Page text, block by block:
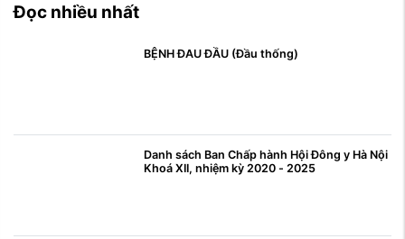
Đọc nhiều nhất
BỆNH ĐAU ĐẦU (Đầu thống)
Danh sách Ban Chấp hành Hội Đông y Hà Nội
Khoá XII, nhiệm kỳ 2020 - 2025